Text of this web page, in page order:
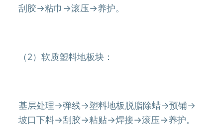
刮胶→粘巾→滚压→养护。
（2）软质塑料地板块：
基层处理→弹线→塑料地板脱脂除蜡→预铺→
坡口下料→刮胶→粘贴→焊接→滚压→养护。